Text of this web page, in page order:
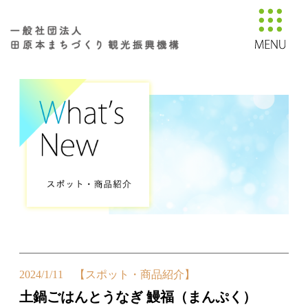
2024/1/11 【スポット・商品紹介】
土鍋ごはんとうなぎ 鰻福（まんぷく）